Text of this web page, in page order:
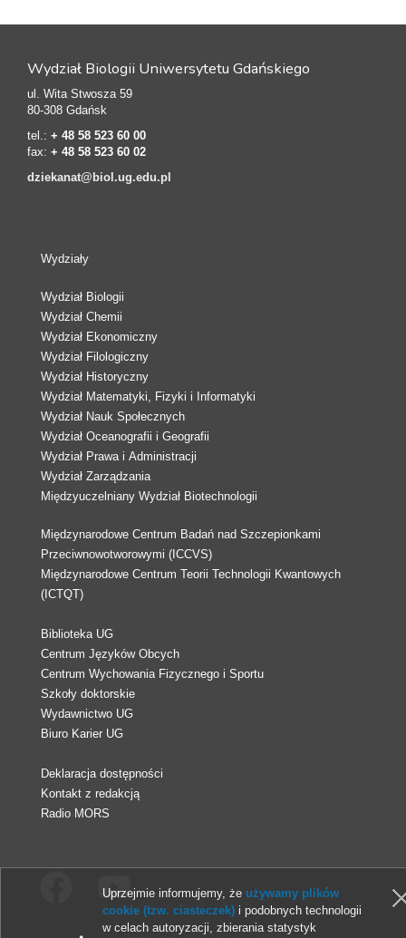
Wydział Biologii Uniwersytetu Gdańskiego
ul. Wita Stwosza 59
80-308 Gdańsk
tel.: + 48 58 523 60 00
fax: + 48 58 523 60 02
dziekanat@biol.ug.edu.pl
Wydziały
Wydział Biologii
Wydział Chemii
Wydział Ekonomiczny
Wydział Filologiczny
Wydział Historyczny
Wydział Matematyki, Fizyki i Informatyki
Wydział Nauk Społecznych
Wydział Oceanografii i Geografii
Wydział Prawa i Administracji
Wydział Zarządzania
Międzyuczelniany Wydział Biotechnologii
Międzynarodowe Centrum Badań nad Szczepionkami
Przeciwnowotworowymi (ICCVS)
Międzynarodowe Centrum Teorii Technologii Kwantowych
(ICTQT)
Biblioteka UG
Centrum Języków Obcych
Centrum Wychowania Fizycznego i Sportu
Szkoły doktorskie
Wydawnictwo UG
Biuro Karier UG
Deklaracja dostępności
Kontakt z redakcją
Radio MORS
© 2013-2026 Uniwersytet Gdański
Uprzejmie informujemy, że używamy plików
cookie (tzw. ciasteczek) i podobnych technologii
w celach autoryzacji, zbierania statystyk